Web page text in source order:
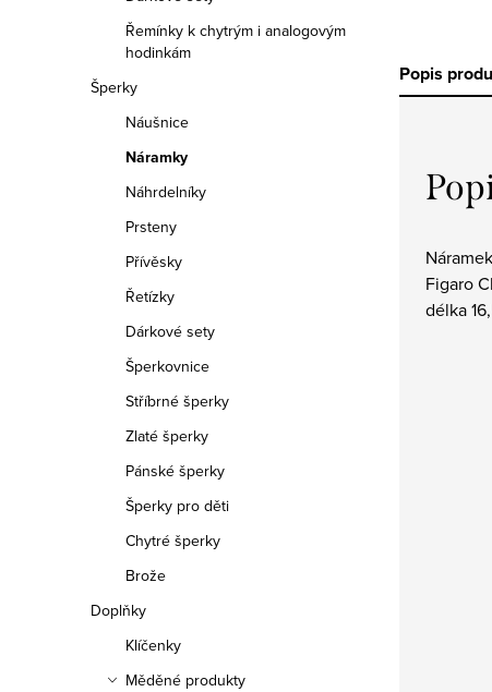
Řemínky k chytrým i analogovým
hodinkám
Šperky
Náušnice
Náramky
Náhrdelníky
Prsteny
Přívěsky
Řetízky
Dárkové sety
Šperkovnice
Stříbrné šperky
Zlaté šperky
Pánské šperky
Šperky pro děti
Chytré šperky
Brože
Doplňky
Klíčenky
Měděné produkty
Popis
Figaro
délka